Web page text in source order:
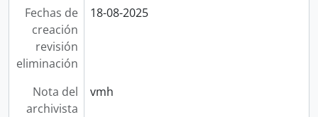
Fechas de
creación
revisión
eliminación
18-08-2025
Nota del
archivista
vmh